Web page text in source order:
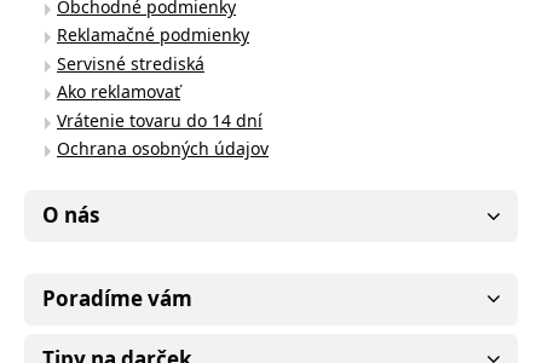
Obchodné podmienky
Reklamačné podmienky
Servisné strediská
Ako reklamovať
Vrátenie tovaru do 14 dní
Ochrana osobných údajov
O nás
Poradíme vám